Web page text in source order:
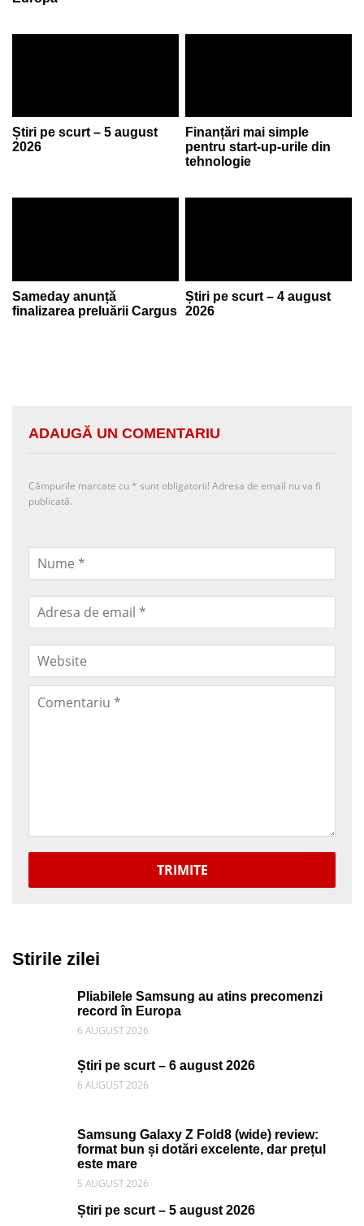
Știri pe scurt – 5 august
2026
Finanțări mai simple
pentru start-up-urile din
tehnologie
Sameday anunță
finalizarea preluării Cargus
Știri pe scurt – 4 august
2026
ADAUGĂ UN COMENTARIU
Câmpurile marcate cu * sunt obligatorii! Adresa de email nu va fi
publicată.
TRIMITE
Stirile zilei
Pliabilele Samsung au atins precomenzi
record în Europa
6 AUGUST 2026
Știri pe scurt – 6 august 2026
6 AUGUST 2026
Samsung Galaxy Z Fold8 (wide) review:
format bun și dotări excelente, dar prețul
este mare
5 AUGUST 2026
Știri pe scurt – 5 august 2026